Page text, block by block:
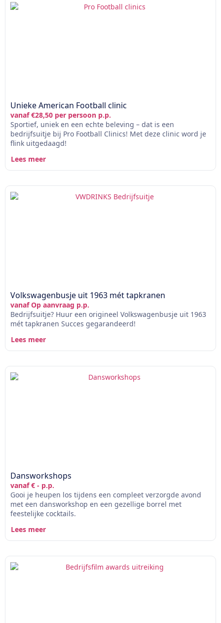
Unieke American Football clinic
vanaf €28,50 per persoon p.p.
Sportief, uniek en een echte beleving – dat is een
bedrijfsuitje bij Pro Football Clinics! Met deze clinic word je
flink uitgedaagd!
Lees meer
Volkswagenbusje uit 1963 mét tapkranen
vanaf Op aanvraag p.p.
Bedrijfsuitje? Huur een origineel Volkswagenbusje uit 1963
mét tapkranen Succes gegarandeerd!
Lees meer
Dansworkshops
vanaf € - p.p.
Gooi je heupen los tijdens een compleet verzorgde avond
met een dansworkshop en een gezellige borrel met
feestelijke cocktails.
Lees meer